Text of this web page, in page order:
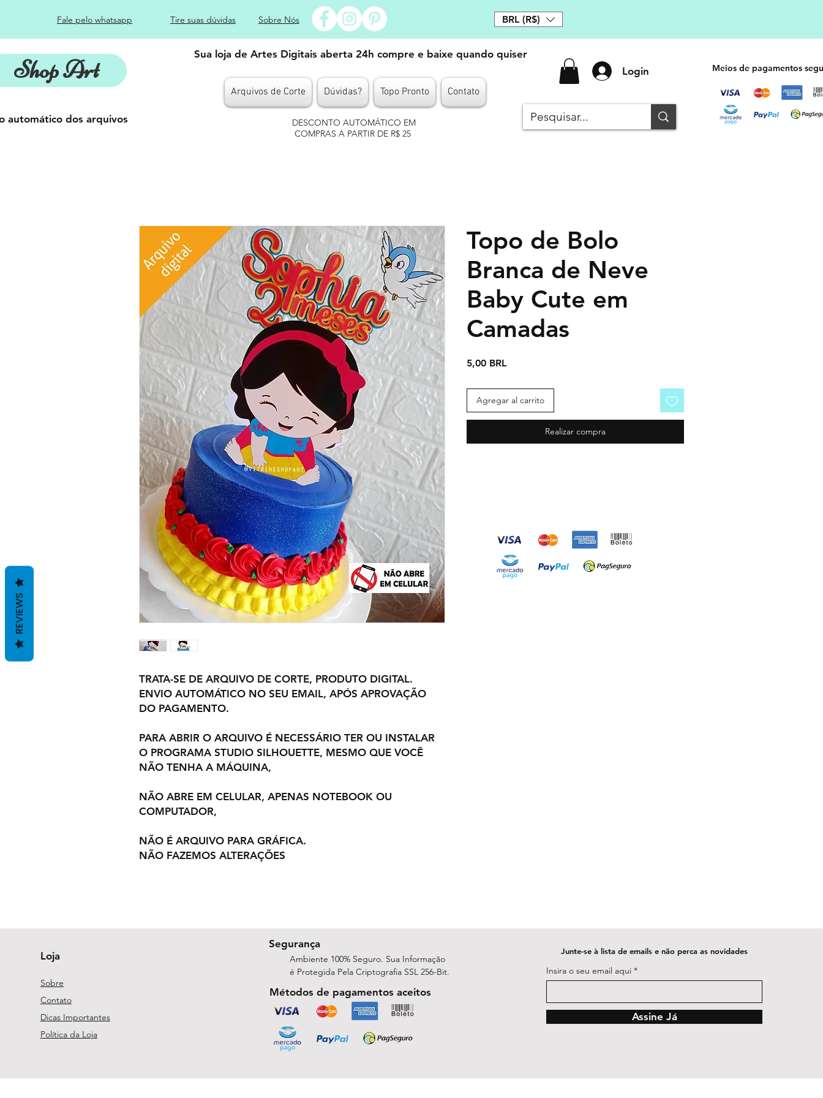
Fale pelo whatsapp Tire suas dúvidas Sobre Nós BRL (R$)
Shop Art
Sua loja de Artes Digitais aberta 24h compre e baixe quando quiser
Arquivos de Corte Dúvidas? Topo Pronto Contato
Login
automático dos arquivos
DESCONTO AUTOMÁTICO EM
COMPRAS A PARTIR DE R$ 25
Meios de pagamentos
TRATA-SE DE ARQUIVO DE CORTE, PRODUTO DIGITAL.
ENVIO AUTOMÁTICO NO SEU EMAIL, APÓS APROVAÇÃO
DO PAGAMENTO.
PARA ABRIR O ARQUIVO É NECESSÁRIO TER OU INSTALAR
O PROGRAMA STUDIO SILHOUETTE, MESMO QUE VOCÊ
NÃO TENHA A MÁQUINA,
NÃO ABRE EM CELULAR, APENAS NOTEBOOK OU
COMPUTADOR,
NÃO É ARQUIVO PARA GRÁFICA.
NÃO FAZEMOS ALTERAÇÕES
Topo de Bolo
Branca de Neve
Baby Cute em
Camadas
5,00 BRLPrecio
Agregar al carrito
Realizar compra
Loja
Sobre
Contato
Dicas Importantes
Política da Loja
Segurança
Ambiente 100% Seguro. Sua Informação
é Protegida Pela Criptografia SSL 256-Bit.
Métodos de pagamentos aceitos
Junte-se à lista de emails e não perca as novidades
Insira o seu email aqui
Assine Já
REVIEWS